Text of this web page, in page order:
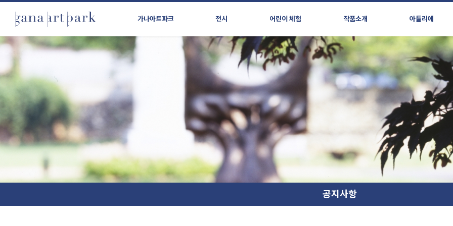
가나아트파크 전시 어린이 체험 작품소개 아틀리에
공지사항